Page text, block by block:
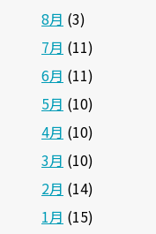
8月 (3)
7月 (11)
6月 (11)
5月 (10)
4月 (10)
3月 (10)
2月 (14)
1月 (15)